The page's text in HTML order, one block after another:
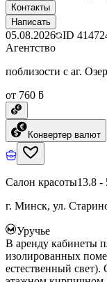
Контакты
Написать
05.08.2026 ID
Агентство
поблизости с аг.
от 760 ƃ
Конвертер валют
Салон красоты13.8 -
г. Минск, ул.
Уручье
В аренду кабинеты
изолированных
естественный